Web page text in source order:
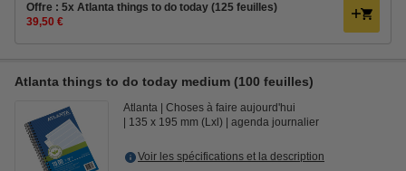
Offre : 5x Atlanta things to do today (125 feuilles)
39,50 €
Atlanta things to do today medium (100 feuilles)
Atlanta
Choses à faire aujourd'hui
135 x 195 mm (Lxl)
agenda journalier
Voir les spécifications et la description